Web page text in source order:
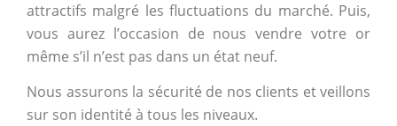
attractifs malgré les fluctuations du marché. Puis,
vous aurez l’occasion de nous vendre votre or
même s’il n’est pas dans un état neuf.
Nous assurons la sécurité de nos clients et veillons
sur son identité à tous les niveaux.